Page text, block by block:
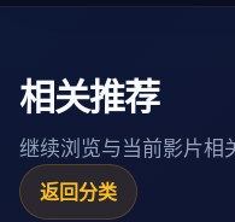
相关推荐
继续浏览与当前影片相
返回分类